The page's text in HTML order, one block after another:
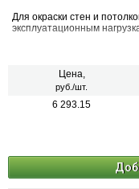
Для окраски стен и
эксплуатационным
Цена,
руб./шт.
6 293.15